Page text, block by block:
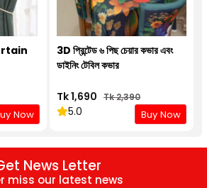
Now
3D প্রিন্টেড ৬ পিছ চেয়ার কভার এবং
ডাইনিং টেবিল কভার
Tk 1,690 Tk 2,390
5.0 Buy Now
News Letter
miss our latest news